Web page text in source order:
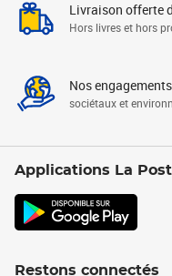
Livraison offerte
Hors livres et hors
Nos engagements
sociétaux et
Applications La
Restons connectés